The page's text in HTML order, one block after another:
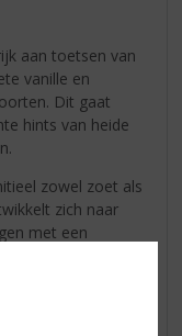
aan toetsen van
vanille en
Dit gaat
hints van heide
zowel zoet als
zich naar
met een